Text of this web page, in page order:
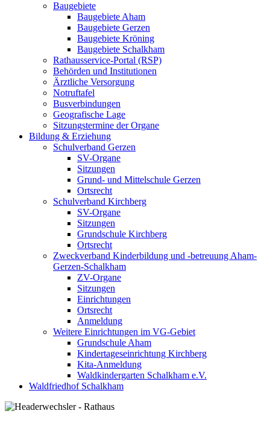
Baugebiete
Baugebiete Aham
Baugebiete Gerzen
Baugebiete Kröning
Baugebiete Schalkham
Rathausservice-Portal (RSP)
Behörden und Institutionen
Ärztliche Versorgung
Notruftafel
Busverbindungen
Geografische Lage
Sitzungstermine der Organe
Bildung & Erziehung
Schulverband Gerzen
SV-Organe
Sitzungen
Grund- und Mittelschule Gerzen
Ortsrecht
Schulverband Kirchberg
SV-Organe
Sitzungen
Grundschule Kirchberg
Ortsrecht
Zweckverband Kinderbildung und -betreuung Aham-
Gerzen-Schalkham
ZV-Organe
Sitzungen
Einrichtungen
Ortsrecht
Anmeldung
Weitere Einrichtungen im VG-Gebiet
Grundschule Aham
Kindertageseinrichtung Kirchberg
Kita-Anmeldung
Waldkindergarten Schalkham e.V.
Waldfriedhof Schalkham